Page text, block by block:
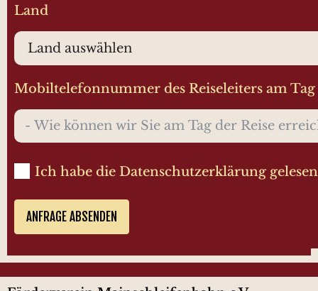
Land
Mobiltelefonnummer des Reiseleiters am
Ich habe die Datenschutzerklärung
ANFRAGE ABSENDEN